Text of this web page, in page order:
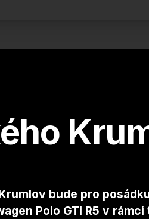
bude pro
Polo GTI R5 v